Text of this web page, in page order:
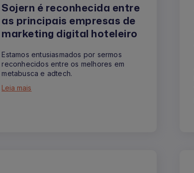
Sojern é reconhecida entre
as principais empresas de
marketing digital hoteleiro
Estamos entusiasmados por sermos
reconhecidos entre os melhores em
metabusca e adtech.
Leia mais